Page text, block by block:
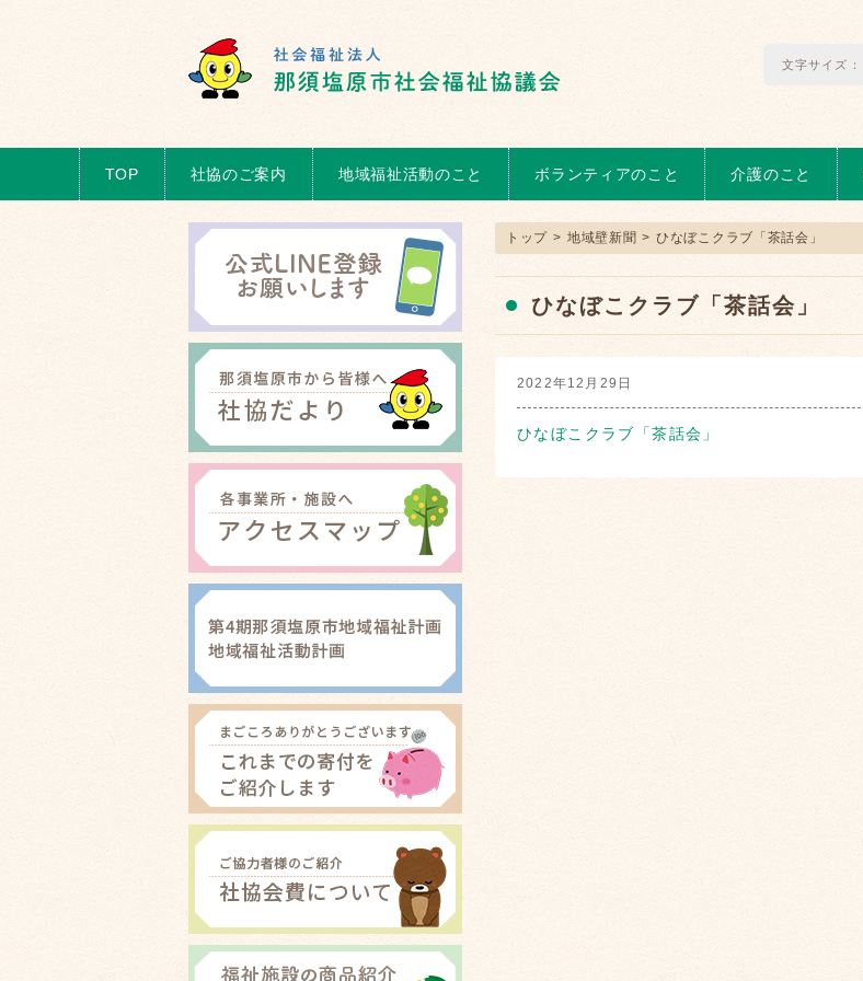
文字サイズ：
TOP 社協のご案内 地域福祉活動のこと ボランティアのこと 介護のこと
トップ > 地域壁新聞 > ひなぼこクラブ「茶話会」
ひなぼこクラブ「茶話会」
2022年12月29日
ひなぼこクラブ「茶話会」